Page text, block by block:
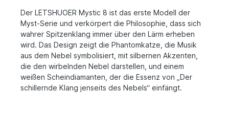
Der LETSHUOER Mystic 8 ist das erste Modell der
Myst-Serie und verkörpert die Philosophie, dass sich
wahrer Spitzenklang immer über den Lärm erheben
wird. Das Design zeigt die Phantomkatze, die Musik
aus dem Nebel symbolisiert, mit silbernen Akzenten,
die den wirbelnden Nebel darstellen, und einem
weißen Scheindiamanten, der die Essenz von „Der
schillernde Klang jenseits des Nebels“ einfängt.